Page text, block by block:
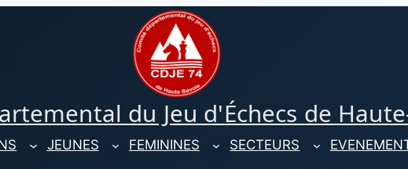
du Jeu d'Échecs de
JEUNES FEMININES SECTEURS